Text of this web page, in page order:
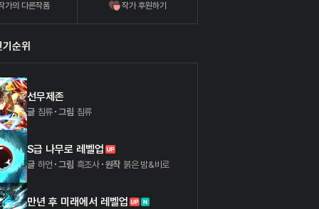
가의 다른작품 작가 후원하기
순위
선무제존
글 침류 그림 침류
S급 나무로 레벨업
글 하언 그림 흑조사 원작 붉은 밤&비로
만년 후 미래에서 레벨업